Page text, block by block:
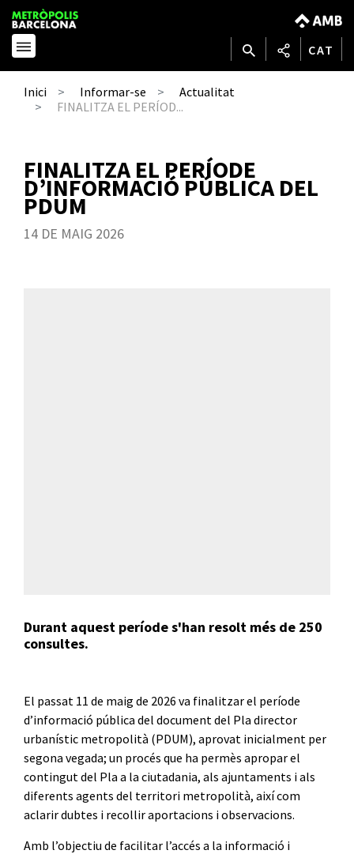
CAT
Inici Informar-se
Actualitat
FINALITZA EL PERÍOD...
FINALITZA EL PERÍODE
D’INFORMACIÓ PÚBLICA DEL
PDUM
14 DE MAIG 2026
Durant aquest període s'han resolt més de 250
consultes.
El passat 11 de maig de 2026 va finalitzar el període
d’informació pública del document del Pla director
urbanístic metropolità (PDUM), aprovat inicialment per
segona vegada; un procés que ha permès apropar el
contingut del Pla a la ciutadania, als ajuntaments i als
diferents agents del territori metropolità, així com
aclarir dubtes i recollir aportacions i observacions.
Amb l’objectiu de facilitar l’accés a la informació i